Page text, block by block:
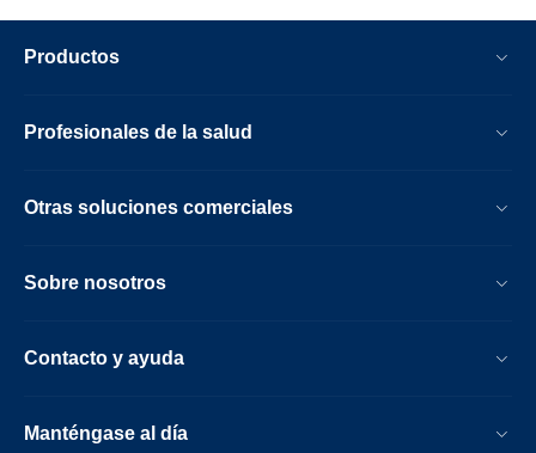
Productos
Profesionales de la salud
Otras soluciones comerciales
Sobre nosotros
Contacto y ayuda
Manténgase al día